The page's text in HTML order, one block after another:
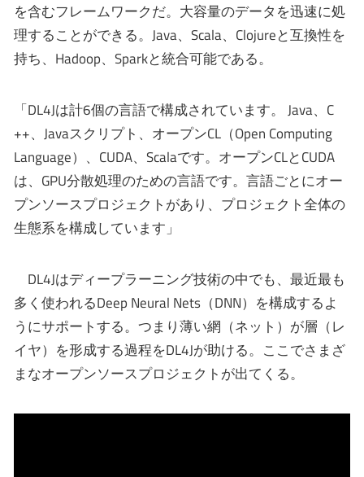
を含むフレームワークだ。大容量のデータを迅速に処
理することができる。Java、Scala、Clojureと互換性を
持ち、Hadoop、Sparkと統合可能である。
「DL4Jは計6個の言語で構成されています。 Java、C
++、Javaスクリプト、オープンCL（Op​​en Computing
Language）、CUDA、Scalaです。オープンCLとCUDA
は、GPU分散処理のための言語です。言語ごとにオー
プンソースプロジェクトがあり、プロジェクト全体の
生態系を構成しています」
DL4Jはディープラーニング技術の中でも、最近最も
多く使われるDeep Neural Nets（DNN）を構成するよ
うにサポートする。つまり薄い網（ネット）が層（レ
イヤ）を形成する過程をDL4Jが助ける。ここでさまざ
まなオープンソースプロジェクトが出てくる。